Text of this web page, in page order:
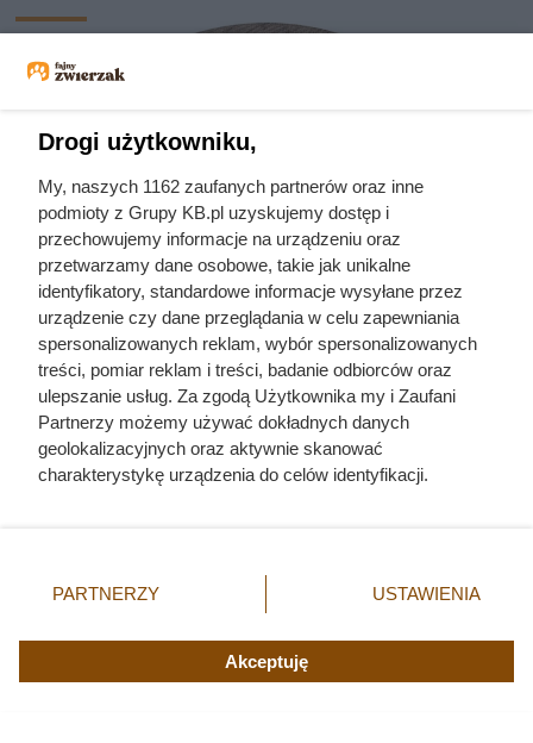
słowo sadyzm. W pełni sobie na
Drogi użytkowniku,
My, naszych 1162 zaufanych partnerów oraz inne
podmioty z Grupy KB.pl uzyskujemy dostęp i
przechowujemy informacje na urządzeniu oraz
przetwarzamy dane osobowe, takie jak unikalne
identyfikatory, standardowe informacje wysyłane przez
urządzenie czy dane przeglądania w celu zapewniania
spersonalizowanych reklam, wybór spersonalizowanych
treści, pomiar reklam i treści, badanie odbiorców oraz
ulepszanie usług. Za zgodą Użytkownika my i Zaufani
Partnerzy możemy używać dokładnych danych
geolokalizacyjnych oraz aktywnie skanować
charakterystykę urządzenia do celów identyfikacji.
zmienić/wycofać klikając przycisk ustawień prywatności
znajdujący się w lewym dolnym rogu strony. Niektóre
użytkownika, ale masz prawo sprzeciwić się takiemu
przetwarzaniu. Preferencje będą miały zastosowania tylko
PARTNERZY USTAWIENIA
Akceptuję